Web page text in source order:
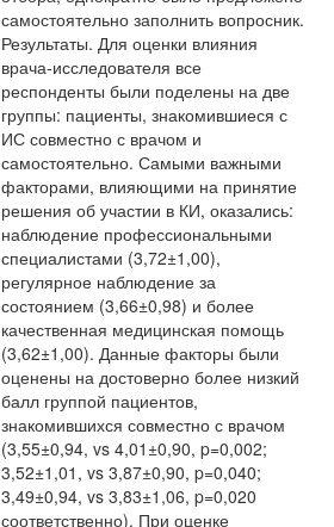
самостоятельно заполнить вопросник.
Результаты. Для оценки влияния
врача-исследователя все
респонденты были поделены на две
группы: пациенты, знакомившиеся с
ИС совместно с врачом и
самостоятельно. Самыми важными
факторами, влияющими на принятие
решения об участии в КИ, оказались:
наблюдение профессиональными
специалистами (3,72±1,00),
регулярное наблюдение за
состоянием (3,66±0,98) и более
качественная медицинская помощь
(3,62±1,00). Данные факторы были
оценены на достоверно более низкий
балл группой пациентов,
знакомившихся совместно с врачом
(3,55±0,94, vs 4,01±0,90, p=0,002;
3,52±1,01, vs 3,87±0,90, p=0,040;
3,49±0,94, vs 3,83±1,06, p=0,020
соответственно). При оценке